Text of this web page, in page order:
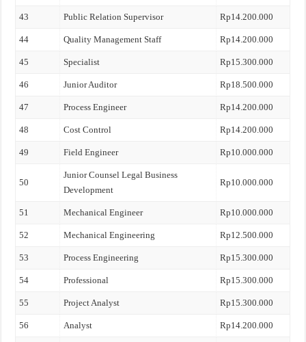
43 Public Relation Supervisor Rp14.200.000
44 Quality Management Staff Rp14.200.000
45 Specialist Rp15.300.000
46 Junior Auditor Rp18.500.000
47 Process Engineer Rp14.200.000
48 Cost Control Rp14.200.000
49 Field Engineer Rp10.000.000
50
Junior Counsel Legal Business
Development
Rp10.000.000
51 Mechanical Engineer Rp10.000.000
52 Mechanical Engineering Rp12.500.000
53 Process Engineering Rp15.300.000
54 Professional Rp15.300.000
55 Project Analyst Rp15.300.000
56 Analyst Rp14.200.000